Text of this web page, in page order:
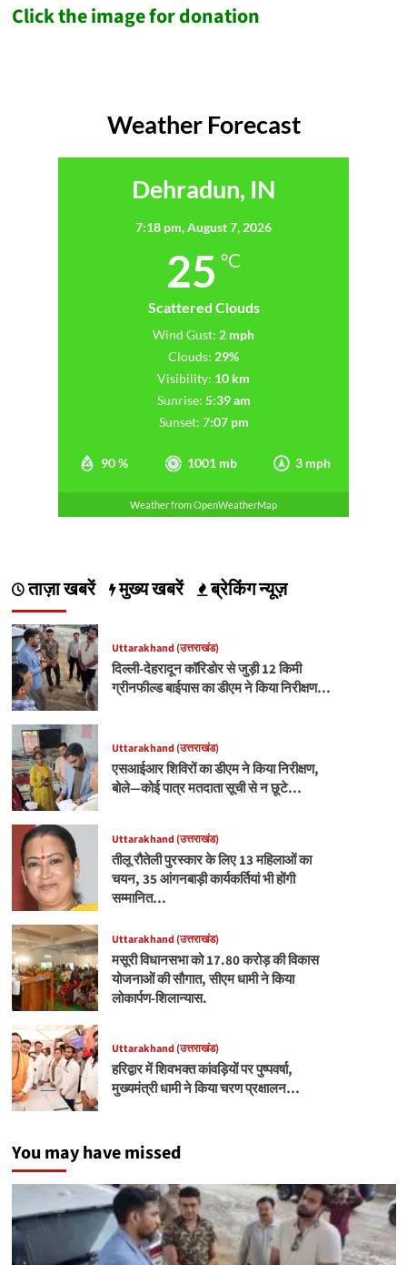
Click the image for donation
Weather Forecast
Dehradun, IN
7:18 pm,August 7, 2026
25 °C
Scattered Clouds
90 % 1001 mb 3 mph
Wind Gust: 2 mph
Clouds: 29%
Visibility: 10 km
Sunrise: 5:39 am
Sunset: 7:07 pm
Weather from OpenWeatherMap
ताज़ा खबरें मुख्य खबरें ब्रेकिंग न्यूज़
Uttarakhand (उत्तराखंड)
दिल्ली-देहरादून कॉरिडोर से जुड़ी 12 किमी
ग्रीनफील्ड बाईपास का डीएम ने किया निरीक्षण…
Uttarakhand (उत्तराखंड)
एसआईआर शिविरों का डीएम ने किया निरीक्षण,
बोले—कोई पात्र मतदाता सूची से न छूटे…
Uttarakhand (उत्तराखंड)
तीलू रौतेली पुरस्कार के लिए 13 महिलाओं का
चयन, 35 आंगनबाड़ी कार्यकर्तियां भी होंगी
सम्मानित…
Uttarakhand (उत्तराखंड)
मसूरी विधानसभा को 17.80 करोड़ की विकास
योजनाओं की सौगात, सीएम धामी ने किया
लोकार्पण-शिलान्यास.
Uttarakhand (उत्तराखंड)
हरिद्वार में शिवभक्त कांवड़ियों पर पुष्पवर्षा,
मुख्यमंत्री धामी ने किया चरण प्रक्षालन…
You may have missed